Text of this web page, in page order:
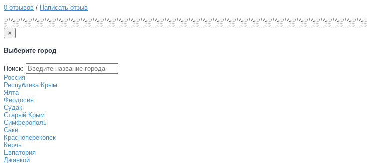
0 отзывов / Написать отзыв
×
Выберите город
Поиск:
Россия
Республика Крым
Ялта
Феодосия
Судак
Старый Крым
Симферополь
Саки
Красноперекопск
Керчь
Евпатория
Джанкой